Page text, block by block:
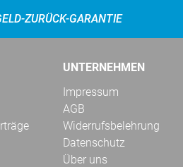
ZURÜCK-GARANTIE
UNTERNEHMEN
Impressum
AGB
Widerrufsbelehrung
Datenschutz
Über uns